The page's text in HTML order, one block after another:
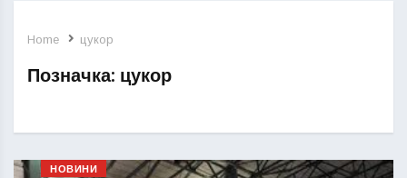
Home цукор
Позначка: цукор
НОВИНИ